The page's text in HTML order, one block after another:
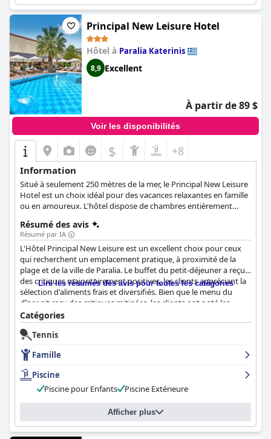
Principal New Leisure Hotel
Hôtel à Paralia Katerinis
8,9 Excellent
À partir de 89 $
Voir les disponibilités
$ +8
Information
Situé à seulement 250 mètres de la mer, le Principal New Leisure
Hotel est un choix idéal pour des vacances relaxantes en famille
ou en amoureux. L'hôtel dispose de chambres entièrement
Wi-Fi gratuite et de bien d'autres équipements et installations
qui satisferont tous les clients.
Résumé des avis
Résumé par IA
L'Hôtel Principal New Leisure est un excellent choix pour ceux
qui recherchent un emplacement pratique, à proximité de la
plage et de la ville de Paralia. Le buffet du petit-déjeuner a reçu
des critiques majoritairement positives, les clients appréciant la
sélection d'aliments frais et diversifiés. Bien que le menu du
dîner ait reçu des critiques mitigées, les clients ont noté les
portions généreuses et les repas bien préparés. Les chambres
ont été décrites comme confortables et spacieuses, avec un
service de ménage quotidien. La propreté de l'hôtel a été très
appréciée par les clients, beaucoup commentant l'élégance des
chambres et des salles de bains. Le personnel a été décrit
comme amical, arrangeant et disposé à se surpasser pour que
les clients se sentent à l'aise. La piscine a également été très
appréciée pour sa propreté et son magnifique jardin. L'hôtel est
un excellent choix pour les familles avec de jeunes enfants, avec
des chambres triples spacieuses et une atmosphère chaleureuse
et accueillante. Dans l'ensemble, les clients ont apprécié leur
séjour à l'Hôtel Principal New Leisure et ont apprécié les normes
Lire les résumés des avis pour toutes les catégories
Catégories
Tennis
Famille
Piscine
Piscine pour Enfants
Piscine Extérieure
Afficher plus